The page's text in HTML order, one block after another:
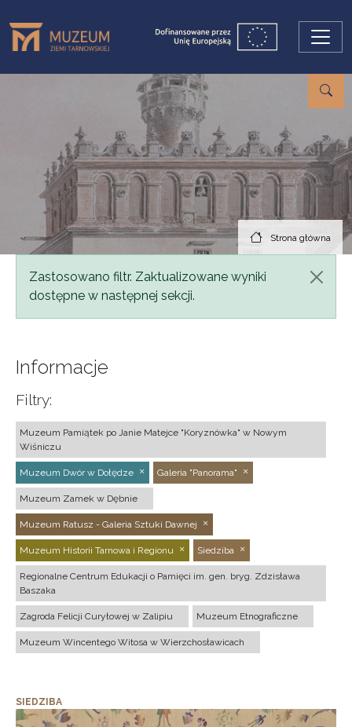
Strona główna
Komunikat
Zastosowano filtr. Zaktualizowane wyniki
dostępne w następnej sekcji.
Informacje
Filtry:
Muzeum Pamiątek po Janie Matejce "Koryznówka" w Nowym
Wiśniczu
Muzeum Dwór w Dołędze Galeria "Panorama"
Muzeum Zamek w Dębnie
Muzeum Ratusz - Galeria Sztuki Dawnej
Muzeum Historii Tarnowa i Regionu Siedziba
Regionalne Centrum Edukacji o Pamięci im. gen. bryg. Zdzisława
Baszaka
Zagroda Felicji Curyłowej w Zalipiu Muzeum Etnograficzne
Muzeum Wincentego Witosa w Wierzchosławicach
SIEDZIBA